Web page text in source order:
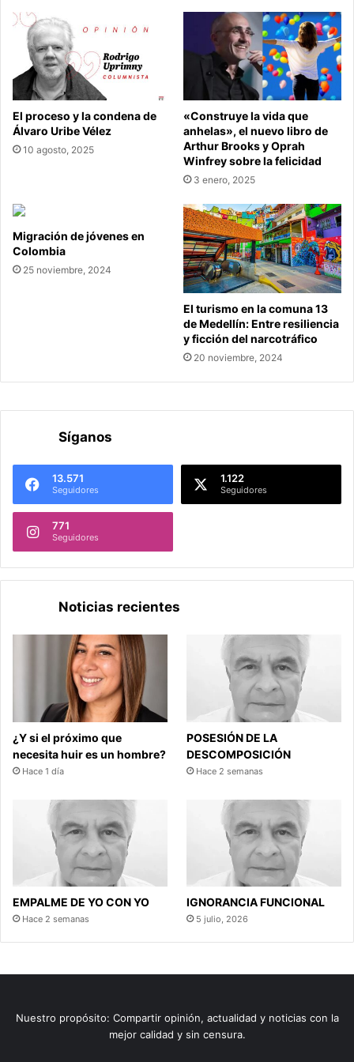
El proceso y la condena de
Álvaro Uribe Vélez
10 agosto, 2025
«Construye la vida que
anhelas», el nuevo libro de
Arthur Brooks y Oprah
Winfrey sobre la felicidad
3 enero, 2025
Migración de jóvenes en
Colombia
25 noviembre, 2024
El turismo en la comuna 13
de Medellín: Entre resiliencia
y ficción del narcotráfico
20 noviembre, 2024
Síganos
13.571
Seguidores
1.122
Seguidores
771
Seguidores
Noticias recientes
¿Y si el próximo que
necesita huir es un hombre?
Hace 1 día
POSESIÓN DE LA
DESCOMPOSICIÓN
Hace 2 semanas
EMPALME DE YO CON YO
Hace 2 semanas
IGNORANCIA FUNCIONAL
5 julio, 2026
Nuestro propósito: Compartir opinión, actualidad y noticias con la
mejor calidad y sin censura.